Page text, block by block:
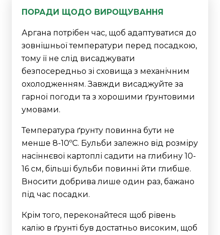
ПОРАДИ ЩОДО ВИРОЩУВАННЯ
Аргана потрібен час, щоб адаптуватися до
зовнішньої температури перед посадкою,
тому її не слід висаджувати
безпосередньо зі сховища з механічним
охолодженням. Завжди висаджуйте за
гарної погоди та з хорошими ґрунтовими
умовами.
Температура ґрунту повинна бути не
менше 8-10ºC. Бульби залежно від розміру
насіннєвої картоплі садити на глибину 10-
16 см, більші бульби повинні йти глибше.
Вносити добрива лише один раз, бажано
під час посадки.
Крім того, переконайтеся щоб рівень
калію в ґрунті був достатньо високим, щоб